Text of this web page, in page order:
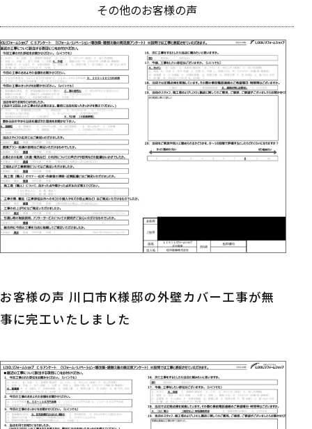
その他のお客様の声
お客様の声 川口市K様邸の外壁カバー工事が無
事に完工いたしました